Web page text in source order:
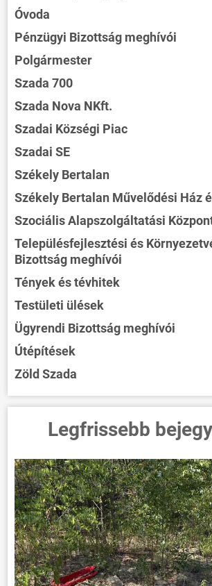
Óvoda
Pénzügyi Bizottság meghívói
Polgármester
Szada 700
Szada Nova NKft.
Szadai Községi Piac
Szadai SE
Székely Bertalan
Székely Bertalan Művelődési Ház
Szociális Alapszolgáltatási
Településfejlesztési és
Bizottság meghívói
Tények és tévhitek
Testületi ülések
Ügyrendi Bizottság meghívói
Útépítések
Zöld Szada
Legfrissebb